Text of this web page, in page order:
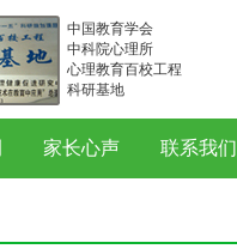
中国教育学会
中科院心理所
心理教育百校工程
科研基地
家长心声 联系我们